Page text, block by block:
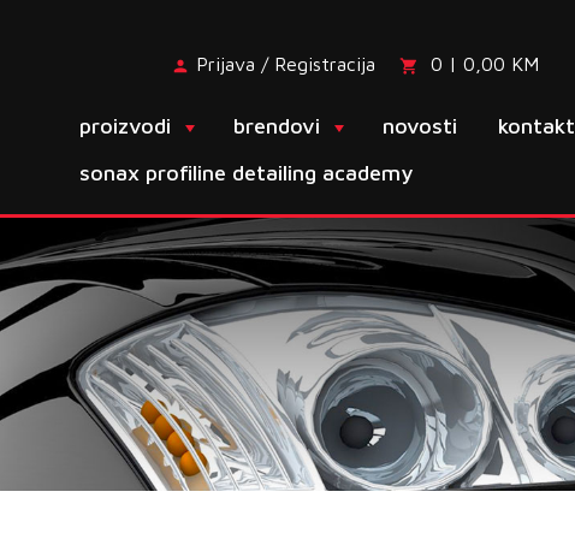
Prijava / Registracija 0 | 0,00 KM
proizvodi brendovi novosti kontakt
sonax profiline detailing academy